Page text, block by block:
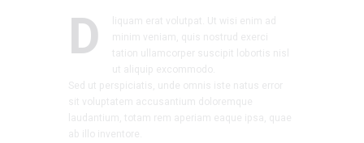
D
liquam erat volutpat. Ut wisi enim ad
minim veniam, quis nostrud exerci
tation ullamcorper suscipit lobortis nisl
ut aliquip excommodo.
Sed ut perspiciatis, unde omnis iste natus error
sit voluptatem accusantium doloremque
laudantium, totam rem aperiam eaque ipsa, quae
ab illo inventore.